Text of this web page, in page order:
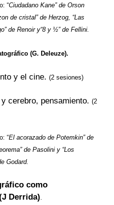
“Ciudadano Kane” de Orson
de cristal” de Herzog, “Las
de Renoir y“8 y ½” de Fellini.
(G. Deleuze).
y el cine. (2 sesiones)
cerebro, pensamiento. (2
“El acorazado de Potemkin” de
de Pasolini y “Los
Godard.
como
Derrida)